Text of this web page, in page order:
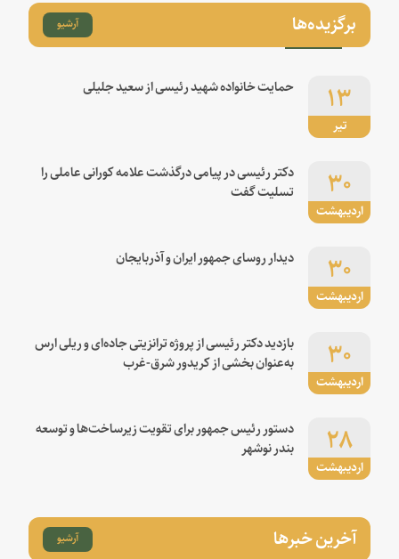
برگزیده‌ها آرشیو
تیر
۱۳ حمایت خانواده شهید رئیسی از سعید جلیلی
اردیبهشت
۳۰
دکتر رئیسی در پیامی درگذشت علامه کورانی عاملی را
تسلیت گفت
اردیبهشت
۳۰ دیدار روسای جمهور ایران و آذربایجان
اردیبهشت
۳۰
بازدید دکتر رئیسی از پروژه ترانزیتی جاده‌ای و ریلی ارس
به‌عنوان بخشی از کریدور شرق-غرب
اردیبهشت
۲۸
دستور رئیس جمهور برای تقویت زیرساخت‌ها و توسعه
بندر نوشهر
آخرین خبرها آرشیو